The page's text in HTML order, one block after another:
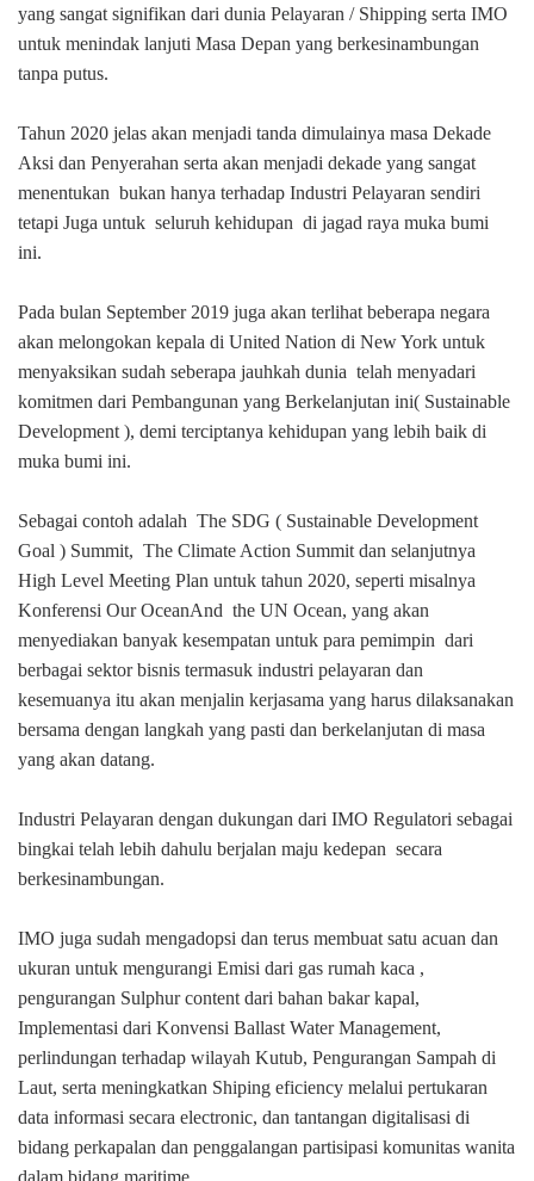
yang sangat signifikan dari dunia Pelayaran / Shipping serta IMO
untuk menindak lanjuti Masa Depan yang berkesinambungan
tanpa putus.
Tahun 2020 jelas akan menjadi tanda dimulainya masa Dekade
Aksi dan Penyerahan serta akan menjadi dekade yang sangat
menentukan bukan hanya terhadap Industri Pelayaran sendiri
tetapi Juga untuk seluruh kehidupan di jagad raya muka bumi
ini.
Pada bulan September 2019 juga akan terlihat beberapa negara
akan melongokan kepala di United Nation di New York untuk
menyaksikan sudah seberapa jauhkah dunia telah menyadari
komitmen dari Pembangunan yang Berkelanjutan ini( Sustainable
Development ), demi terciptanya kehidupan yang lebih baik di
muka bumi ini.
Sebagai contoh adalah The SDG ( Sustainable Development
Goal ) Summit, The Climate Action Summit dan selanjutnya
High Level Meeting Plan untuk tahun 2020, seperti misalnya
Konferensi Our OceanAnd the UN Ocean, yang akan
menyediakan banyak kesempatan untuk para pemimpin dari
berbagai sektor bisnis termasuk industri pelayaran dan
kesemuanya itu akan menjalin kerjasama yang harus dilaksanakan
bersama dengan langkah yang pasti dan berkelanjutan di masa
yang akan datang.
Industri Pelayaran dengan dukungan dari IMO Regulatori sebagai
bingkai telah lebih dahulu berjalan maju kedepan secara
berkesinambungan.
IMO juga sudah mengadopsi dan terus membuat satu acuan dan
ukuran untuk mengurangi Emisi dari gas rumah kaca ,
pengurangan Sulphur content dari bahan bakar kapal,
Implementasi dari Konvensi Ballast Water Management,
perlindungan terhadap wilayah Kutub, Pengurangan Sampah di
Laut, serta meningkatkan Shiping eficiency melalui pertukaran
data informasi secara electronic, dan tantangan digitalisasi di
bidang perkapalan dan penggalangan partisipasi komunitas wanita
dalam bidang maritime.